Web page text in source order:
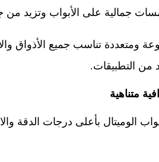
جمالية على الأبواب وتزيد من
ومتعددة تناسب جميع الأذواق
من التطبيقات.
متناهية
بأعلى درجات الدقة